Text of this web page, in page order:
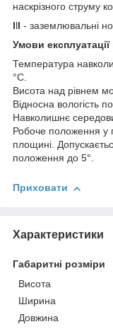
наскрізного струму
lll - заземлювальні
Умови
Температура
°C.
Висота над рівнем
Відносна вологість
Навколишнє
Робоче положення у
площині.
положення до 5°.
Приховати
Характеристики
Габаритні розміри
Висота
Ширина
Довжина